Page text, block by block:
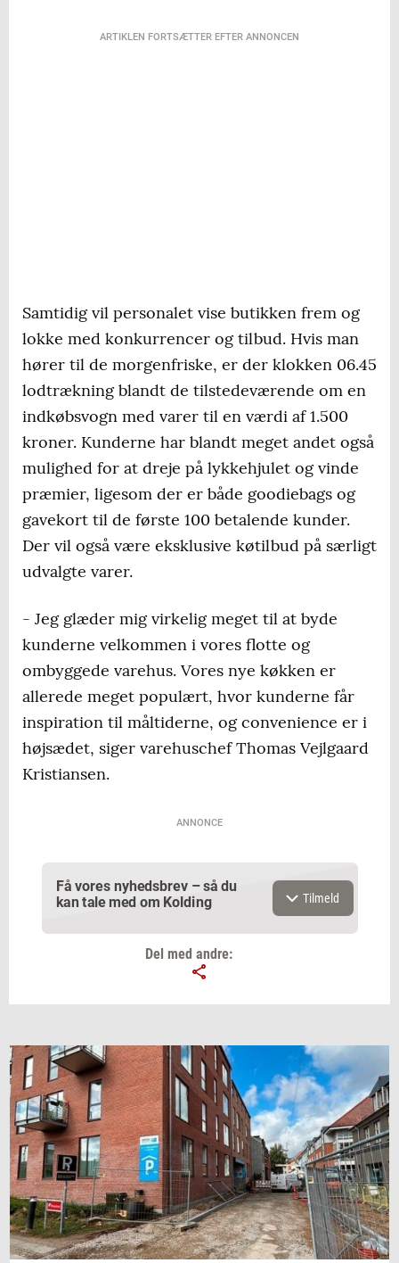
ARTIKLEN FORTSÆTTER EFTER ANNONCEN
Samtidig vil personalet vise butikken frem og
lokke med konkurrencer og tilbud. Hvis man
hører til de morgenfriske, er der klokken 06.45
lodtrækning blandt de tilstedeværende om en
indkøbsvogn med varer til en værdi af 1.500
kroner. Kunderne har blandt meget andet også
mulighed for at dreje på lykkehjulet og vinde
præmier, ligesom der er både goodiebags og
gavekort til de første 100 betalende kunder.
Der vil også være eksklusive køtilbud på særligt
udvalgte varer.
- Jeg glæder mig virkelig meget til at byde
kunderne velkommen i vores flotte og
ombyggede varehus. Vores nye køkken er
allerede meget populært, hvor kunderne får
inspiration til måltiderne, og convenience er i
højsædet, siger varehuschef Thomas Vejlgaard
Kristiansen.
ANNONCE
Få vores nyhedsbrev – så du
kan tale med om Kolding
Navn
Jeg vil gerne modtage et nyhedsoverblik, samt
relevante tilbud og brugerfordele på mail. Det er altid
muligt at afmelde.Privatlivspolitik.
Tilmeld
Del med andre: